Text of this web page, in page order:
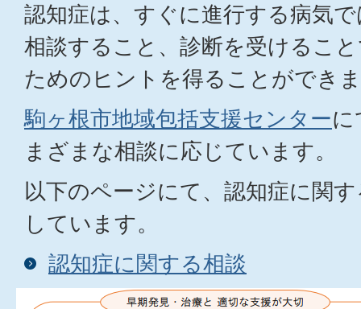
認知症は、すぐに進行する病気
相談すること、診断を受けるこ
ためのヒントを得ることができ
駒ヶ根市地域包括支援センターに
まざまな相談に応じています。
以下のページにて、認知症に関
しています。
認知症に関する相談